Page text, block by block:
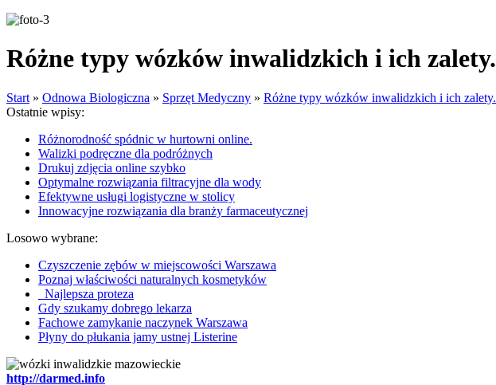
Różne typy wózków inwalidzkich i ich zalety.
Start » Odnowa Biologiczna » Sprzęt Medyczny » Różne typy wózków inwalidzkich i ich zalety.
Ostatnie wpisy:
Różnorodność spódnic w hurtowni online.
Walizki podręczne dla podróżnych
Drukuj zdjęcia online szybko
Optymalne rozwiązania filtracyjne dla wody
Efektywne usługi logistyczne w stolicy
Innowacyjne rozwiązania dla branży farmaceutycznej
Losowo wybrane:
Czyszczenie zębów w miejscowości Warszawa
Poznaj właściwości naturalnych kosmetyków
Najlepsza proteza
Gdy szukamy dobrego lekarza
Fachowe zamykanie naczynek Warszawa
Płyny do płukania jamy ustnej Listerine
http://darmed.info